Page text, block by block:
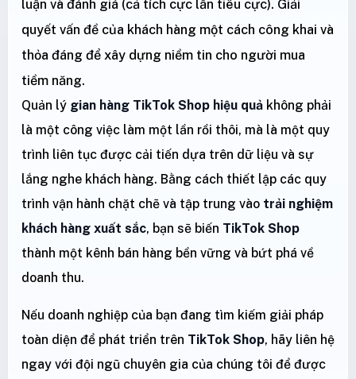
luận và đánh giá (cả tích cực lẫn tiêu cực). Giải
quyết vấn đề của khách hàng một cách công khai và
thỏa đáng để xây dựng niềm tin cho người mua
tiềm năng.
Quản lý gian hàng TikTok Shop hiệu quả không phải
là một công việc làm một lần rồi thôi, mà là một quy
trình liên tục được cải tiến dựa trên dữ liệu và sự
lắng nghe khách hàng. Bằng cách thiết lập các quy
trình vận hành chặt chẽ và tập trung vào trải nghiệm
khách hàng xuất sắc, bạn sẽ biến TikTok Shop
thành một kênh bán hàng bền vững và bứt phá về
doanh thu.
Nếu doanh nghiệp của bạn đang tìm kiếm giải pháp
toàn diện để phát triển trên TikTok Shop, hãy liên hệ
ngay với đội ngũ chuyên gia của chúng tôi để được